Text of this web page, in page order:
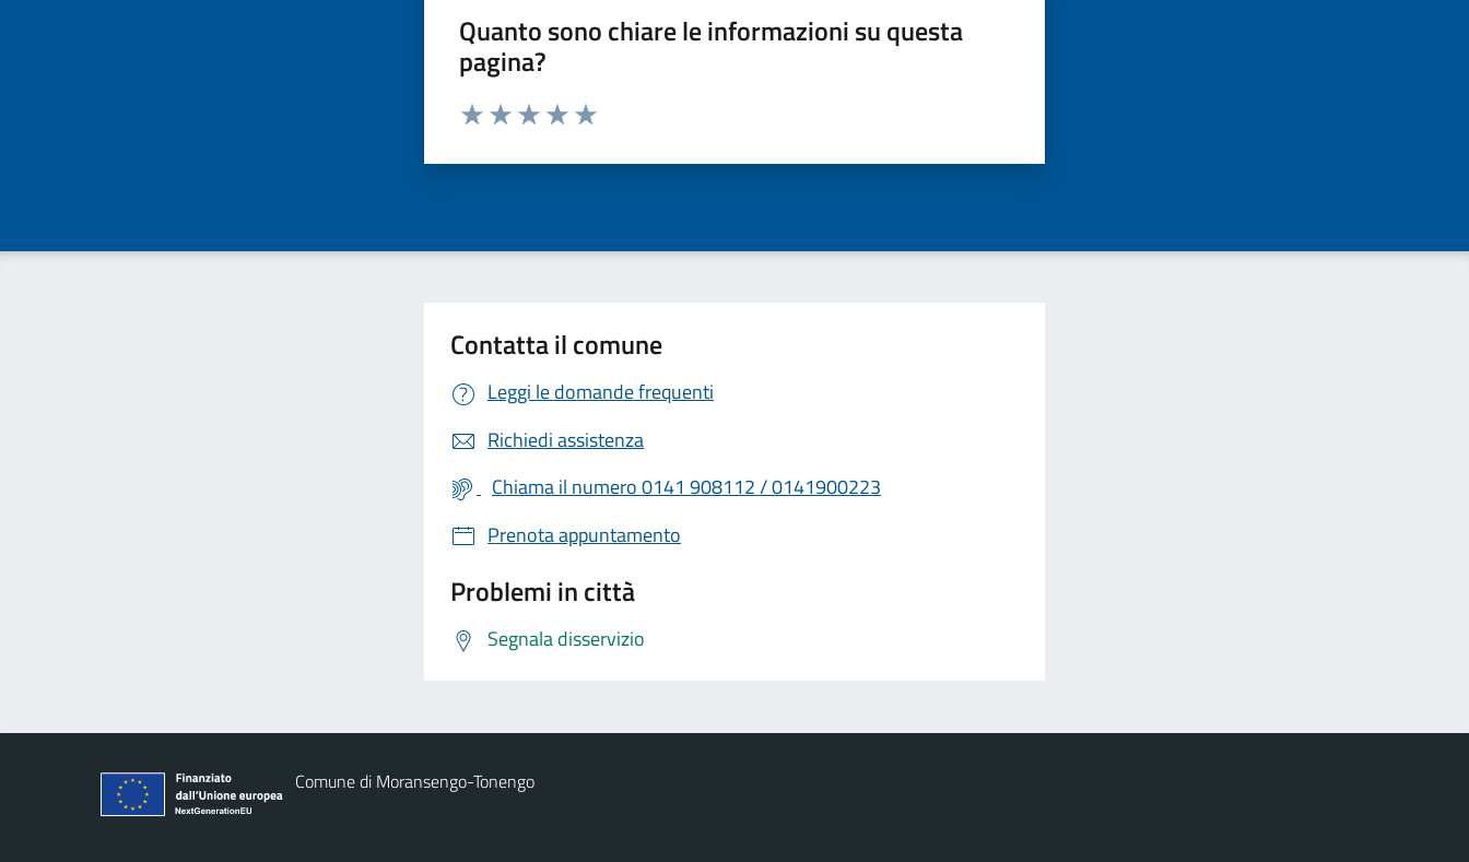
Quanto sono chiare le informazioni su questa
pagina?
Valuta da 1 a 5 stelle la pagina
Contatta il comune
Leggi le domande frequenti
Richiedi assistenza
Chiama il numero 0141 908112 / 0141900223
Prenota appuntamento
Problemi in città
Segnala disservizio
Comune di Moransengo-Tonengo